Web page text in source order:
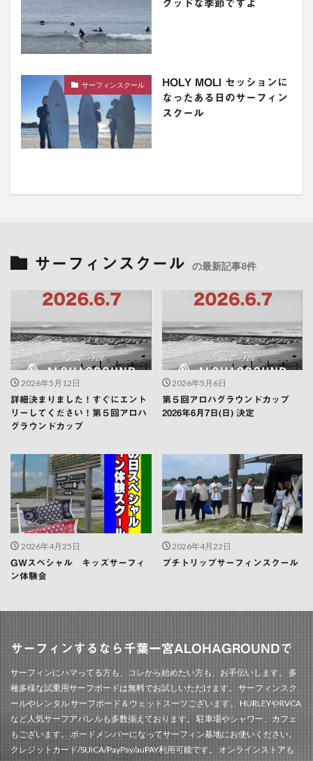
グッドな季節ですよ
サーフィンスクール
HOLY MOLI セッションに
なったある日のサーフィン
スクール
サーフィンスクール の最新記事8件
2026年5月12日
詳細決まりました！すぐにエント
リーしてください！第５回アロハ
グラウンドカップ
2026年5月6日
第５回アロハグラウンドカップ
2026年6月7日(日) 決定
2026年4月25日
GWスペシャル キッズサーフィ
ン体験会
2026年4月22日
プチトリップサーフィンスクール
サーフィンするなら千葉一宮ALOHAGROUNDで
サーフィンにハマってる方も、コレから始めたい方も、お手伝いします。 多
種多様な試乗用サーフボードは無料でお試しいただけます。 サーフィンスク
ールやレンタル サーフボード＆ウェットスーツございます。 HURLEYやRVCA
など人気サーフアパレルも多数揃えております。 駐車場やシャワー、カフェ
もございます。 ボードメンバーになってサーフィン基地にお使いください。
クレジットカード/SUICA/PayPay/auPAY利用可能です。 オンラインストアも